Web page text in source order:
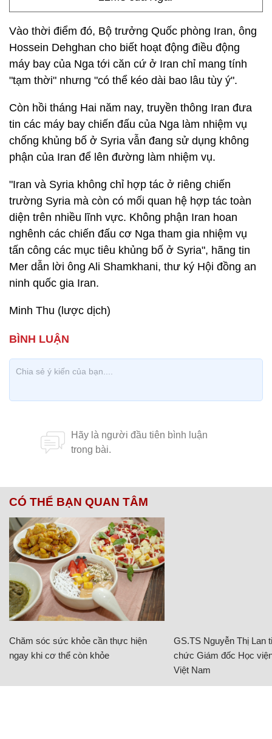
Vào thời điểm đó, Bộ trưởng Quốc phòng Iran, ông
Hossein Dehghan cho biết hoạt động điều động
máy bay của Nga tới căn cứ ở Iran chỉ mang tính
"tạm thời" nhưng "có thể kéo dài bao lâu tùy ý".
Còn hồi tháng Hai năm nay, truyền thông Iran đưa
tin các máy bay chiến đấu của Nga làm nhiệm vụ
chống khủng bố ở Syria vẫn đang sử dụng không
phận của Iran để lên đường làm nhiệm vụ.
"Iran và Syria không chỉ hợp tác ở riêng chiến
trường Syria mà còn có mối quan hệ hợp tác toàn
diện trên nhiều lĩnh vực. Không phận Iran hoan
nghênh các chiến đấu cơ Nga tham gia nhiệm vụ
tấn công các mục tiêu khủng bố ở Syria", hãng tin
Mer dẫn lời ông Ali Shamkhani, thư ký Hội đồng an
ninh quốc gia Iran.
Minh Thu (lược dịch)
CÓ THỂ BẠN QUAN TÂM
Chăm sóc sức khỏe cần thực hiện
ngay khi cơ thể còn khỏe
GS.TS Nguyễn Thị Lan
chức Giám đốc Học
Việt Nam